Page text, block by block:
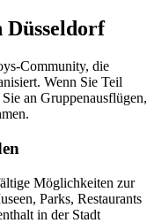
Düsseldorf
Community, die
Wenn Sie Teil
an Gruppenausflügen,
Möglichkeiten zur
Parks, Restaurants
in der Stadt